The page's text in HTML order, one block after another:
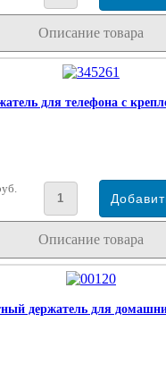
Описание товара
для телефона с
Описание товара
держатель для